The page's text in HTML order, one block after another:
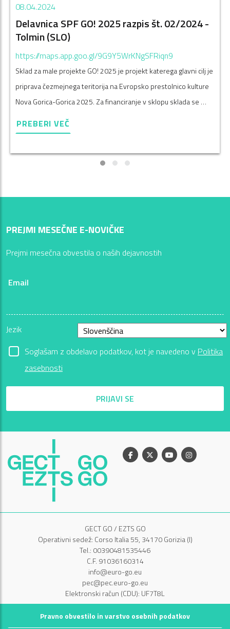
08.04.2024
Delavnica SPF GO! 2025 razpis št. 02/2024 -
Tolmin (SLO)
https://maps.app.goo.gl/9G9Y5WrKNgSFRiqn9
Sklad za male projekte GO! 2025 je projekt katerega glavni cilj je
priprava čezmejnega teritorija na Evropsko prestolnico kulture
Nova Gorica-Gorica 2025. Za financiranje v sklopu sklada se …
PREBERI VEČ
PREJMI MESEČNE E-NOVIČKE
Prejmi mesečna obvestila o naših dejavnostih
Email
Jezik
Soglašam z obdelavo podatkov, kot je navedeno v Politika
zasebnosti
PRIJAVI SE
Facebook
X YoutubeInstagram
GECT GO / EZTS GO
Operativni sedež: Corso Italia 55, 34170 Gorizia (I)
Tel.: 00390481535446
C.F. 91036160314
info@euro-go.eu
pec@pec.euro-go.eu
Elektronski račun (CDU): UF7T8L
Pravno obvestilo in varstvo osebnih podatkov